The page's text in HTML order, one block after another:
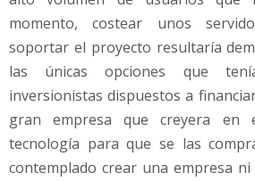
momento, costear unos
soportar el proyecto resultaría
las únicas opciones que
inversionistas dispuestos a
gran empresa que creyera en
tecnología para que se las
contemplado crear una empresa ni